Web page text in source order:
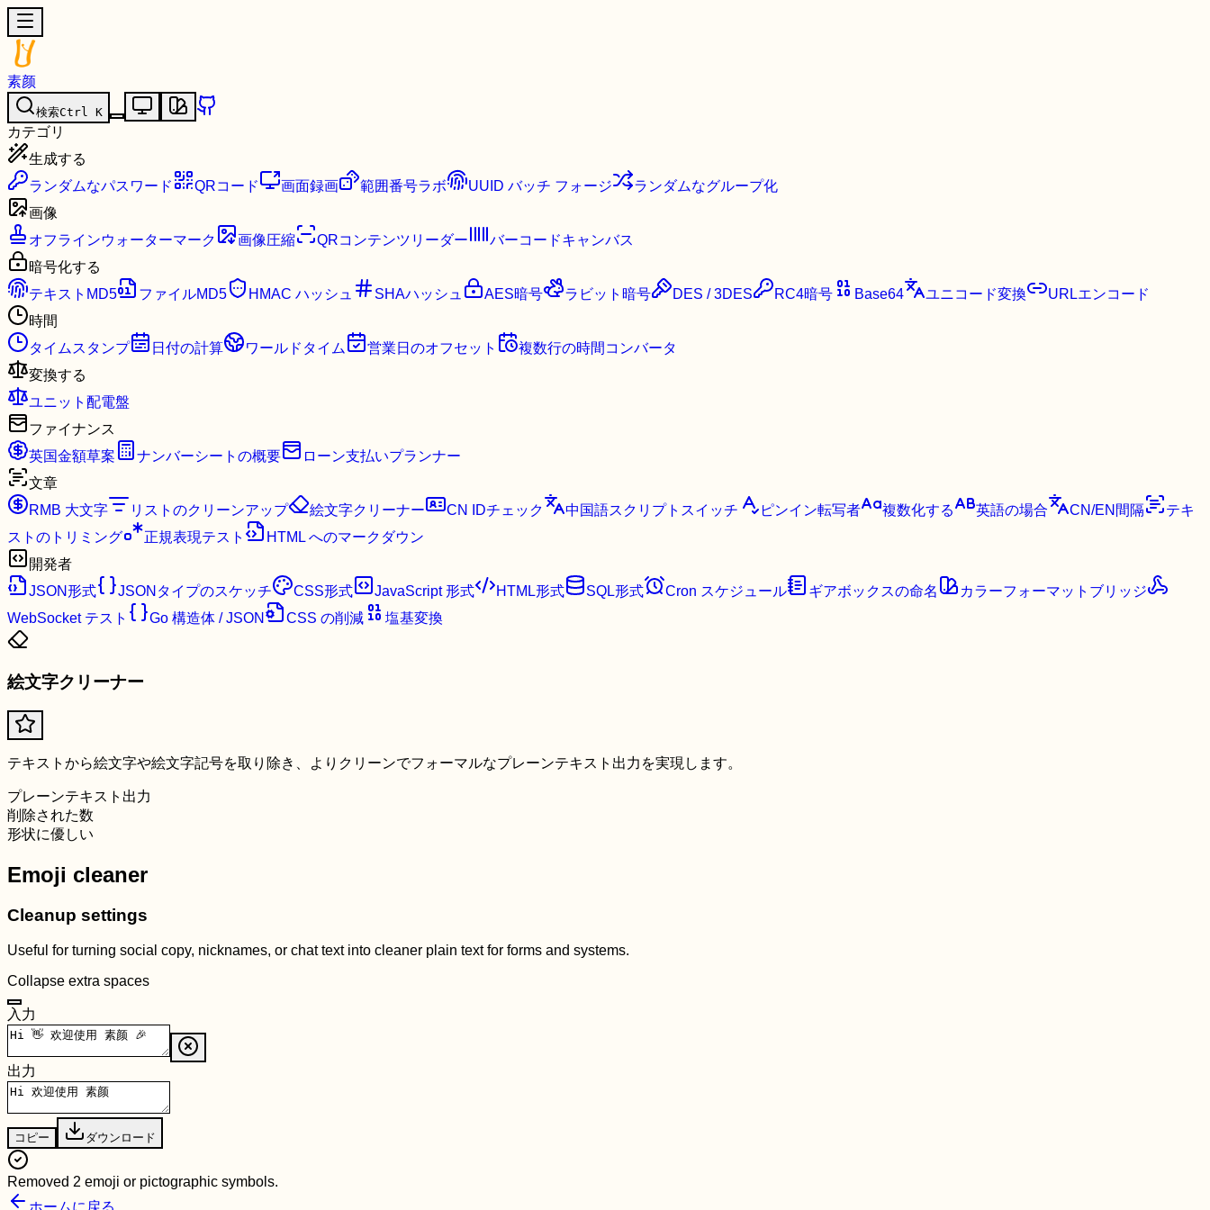
素颜
検索Ctrl K
カテゴリ
生成する
ランダムなパスワード
QRコード 画面録画 範囲番号ラボ UUID バッチ フォージ
ランダムなグループ化
画像
オフラインウォーターマーク
画像圧縮 QRコンテンツリーダー
バーコードキャンバス
暗号化する
テキストMD5
ファイルMD5 HMAC ハッシュ SHAハッシュ AES暗号 ラビット暗号 DES / 3DES RC4暗号 Base64 ユニコード変換
URLエンコード
時間
タイムスタンプ
日付の計算 ワールドタイム 営業日のオフセット
複数行の時間コンバータ
変換する
ユニット配電盤
ファイナンス
英国金額草案
ナンバーシートの概要
ローン支払いプランナー
文章
RMB 大文字
リストのクリーンアップ 絵文字クリーナー CN IDチェック 中国語スクリプトスイッチ ピンイン転写者 複数化する 英語の場合 CN/EN間隔
テキ
ストのトリミング
正規表現テスト
HTML へのマークダウン
開発者
JSON形式
JSONタイプのスケッチ CSS形式 JavaScript 形式 HTML形式 SQL形式 Cron スケジュール ギアボックスの命名
カラーフォーマットブリッジ
WebSocket テスト
Go 構造体 / JSON CSS の削減 塩基変換
絵文字クリーナー
テキストから絵文字や絵文字記号を取り除き、よりクリーンでフォーマルなプレーンテキスト出力を実現します。
プレーンテキスト出力
削除された数
形状に優しい
Emoji cleaner
Cleanup settings
Useful for turning social copy, nicknames, or chat text into cleaner plain text for forms and systems.
Collapse extra spaces
入力
出力
コピー ダウンロード
Removed 2 emoji or pictographic symbols.
ホームに戻る